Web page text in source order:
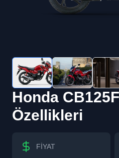
Honda CB125F
Özellikleri
FİYAT